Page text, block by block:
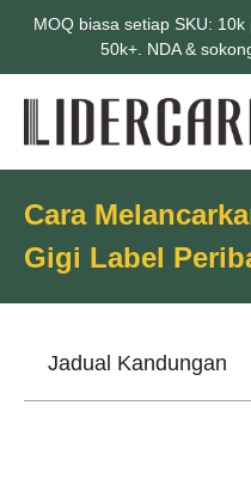
MOQ biasa setiap SKU:
50k+. NDA &
Cara
Gigi Label
Jadual Kandungan